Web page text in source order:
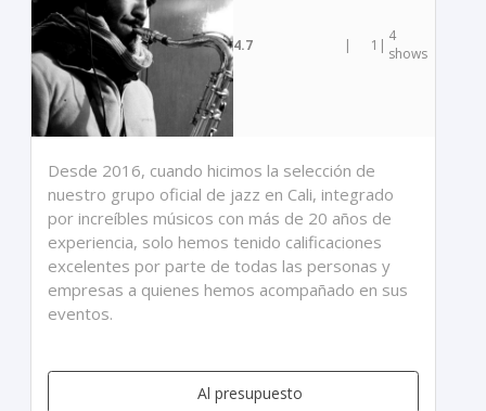
4.7 | 1 | 4
shows
Desde 2016, cuando hicimos la selección de
nuestro grupo oficial de jazz en Cali, integrado
por increíbles músicos con más de 20 años de
experiencia, solo hemos tenido calificaciones
excelentes por parte de todas las personas y
empresas a quienes hemos acompañado en sus
eventos.
Al presupuesto